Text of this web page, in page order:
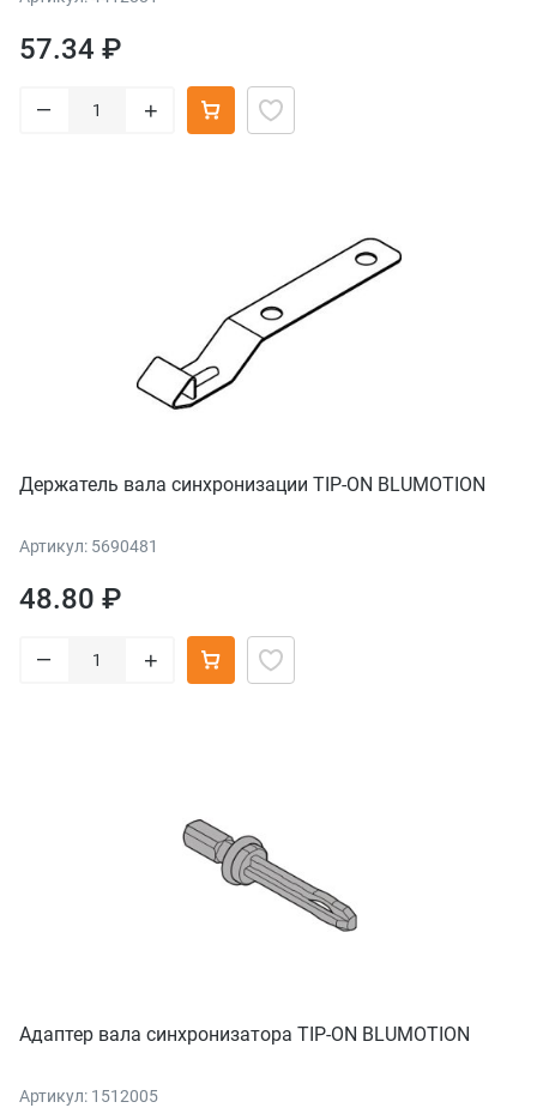
57.34 ₽
– +
Держатель вала синхронизации TIP-ON BLUMOTION
Артикул: 5690481
48.80 ₽
– +
Адаптер вала синхронизатора TIP-ON BLUMOTION
Артикул: 1512005